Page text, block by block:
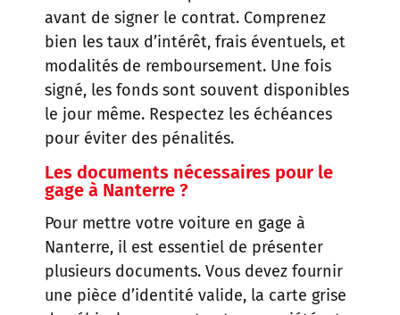
avant de signer le contrat. Comprenez
bien les taux d’intérêt, frais éventuels, et
modalités de remboursement. Une fois
signé, les fonds sont souvent disponibles
le jour même. Respectez les échéances
pour éviter des pénalités.
Les documents nécessaires pour le
gage à Nanterre ?
Pour mettre votre voiture en gage à
Nanterre, il est essentiel de présenter
plusieurs documents. Vous devez fournir
une pièce d’identité valide, la carte grise